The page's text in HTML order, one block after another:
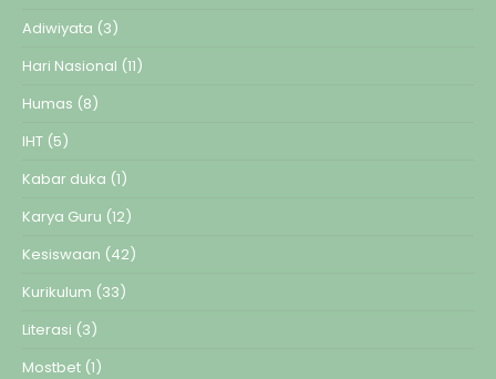
Adiwiyata (3)
Hari Nasional (11)
Humas (8)
IHT (5)
Kabar duka (1)
Karya Guru (12)
Kesiswaan (42)
Kurikulum (33)
Literasi (3)
Mostbet (1)